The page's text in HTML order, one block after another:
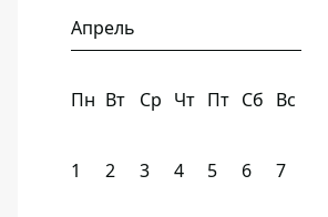
Апрель
Пн Вт Ср Чт Пт Сб Вс
1 2 3 4 5 6 7